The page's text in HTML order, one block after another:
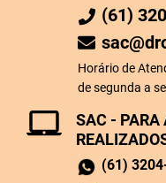
SAC - PARA
(61)
(61)
Horário de
de segunda a